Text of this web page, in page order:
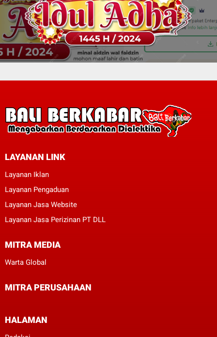
LAYANAN LINK
Layanan Iklan
Layanan Pengaduan
Layanan Jasa Website
Layanan Jasa Perizinan PT DLL
MITRA MEDIA
Warta Global
MITRA PERUSAHAAN
HALAMAN